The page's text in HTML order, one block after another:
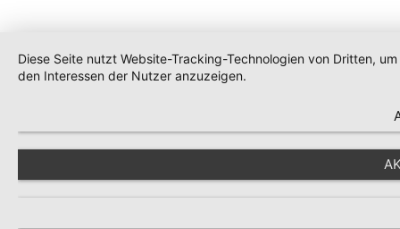
Diese Seite nutzt Website-Tracking-Technologien von Dritten,
den Interessen der Nutzer anzuzeigen.